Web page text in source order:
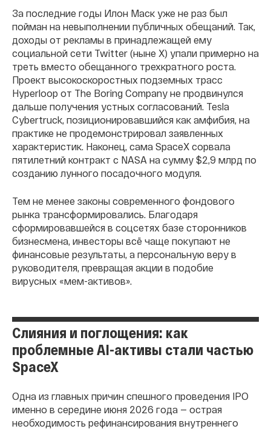
За последние годы Илон Маск уже не раз был
пойман на невыполнении публичных обещаний. Так,
доходы от рекламы в принадлежащей ему
социальной сети Twitter (ныне X) упали примерно на
треть вместо обещанного трехкратного роста.
Проект высокоскоростных подземных трасс
Hyperloop от The Boring Company не продвинулся
дальше получения устных согласований. Tesla
Cybertruck, позиционировавшийся как амфибия, на
практике не продемонстрировал заявленных
характеристик. Наконец, сама SpaceX сорвала
пятилетний контракт с NASA на сумму $2,9 млрд по
созданию лунного посадочного модуля.
Тем не менее законы современного фондового
рынка трансформировались. Благодаря
сформировавшейся в соцсетях базе сторонников
бизнесмена, инвесторы всё чаще покупают не
финансовые результаты, а персональную веру в
руководителя, превращая акции в подобие
вирусных «мем-активов».
Слияния и поглощения: как
проблемные AI-активы стали частью
SpaceX
Одна из главных причин спешного проведения IPO
именно в середине июня 2026 года — острая
необходимость рефинансирования внутреннего